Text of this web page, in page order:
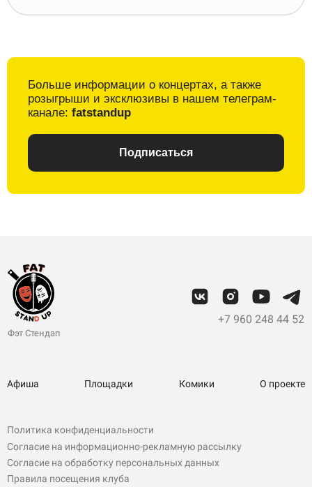
Больше информации о концертах, а также
розыгрыши и эксклюзивы в нашем телеграм-
канале: fatstandup
Подписаться
Фэт Стендап
+7 960 248 44 52
Афиша Площадки Комики О проекте
Политика конфиденциальности
Согласие на информационно-рекламную рассылку
Согласие на обработку персональных данных
Правила посещения клуба